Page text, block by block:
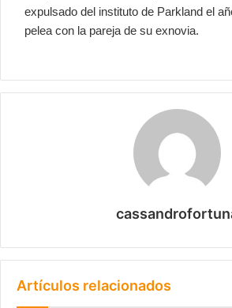
expulsado del instituto de Parkland el
pelea con la pareja de su exnovia.
Artículos relacionados